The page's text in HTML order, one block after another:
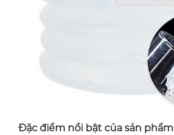
Đặc điểm nổi bật của sản phẩm